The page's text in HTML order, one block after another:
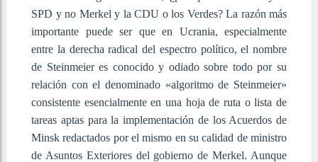
SPD y no Merkel y la CDU o los Verdes? La razón más
importante puede ser que en Ucrania, especialmente
entre la derecha radical del espectro político, el nombre
de Steinmeier es conocido y odiado sobre todo por su
relación con el denominado «algoritmo de Steinmeier»
consistente esencialmente en una hoja de ruta o lista de
tareas aptas para la implementación de los Acuerdos de
Minsk redactados por el mismo en su calidad de ministro
de Asuntos Exteriores del gobierno de Merkel. Aunque